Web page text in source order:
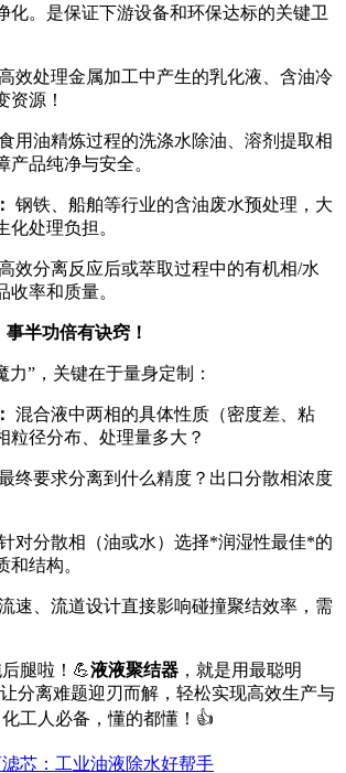
化。是保证下游设备和环保达标的关键卫
效处理金属加工中产生的乳化液、含油冷
资源！
用油精炼过程的洗涤水除油、溶剂提取相
产品纯净与安全。
钢铁、船舶等行业的含油废水预处理，大
化处理负担。
效分离反应后或萃取过程中的有机相/水
收率和质量。
半功倍有诀窍！
力”，关键在于量身定制：
混合液中两相的具体性质（密度差、粘
粒径分布、处理量多大？
终要求分离到什么精度？出口分散相浓度
对分散相（油或水）选择*润湿性最佳*的
和结构。
速、流道设计直接影响碰撞聚结效率，需
腿啦！💪液液聚结器 ，就是用最聪明
分离难题迎刃而解，轻松实现高效生产与
工人必备，懂的都懂！👍
芯：工业油液除水好帮手